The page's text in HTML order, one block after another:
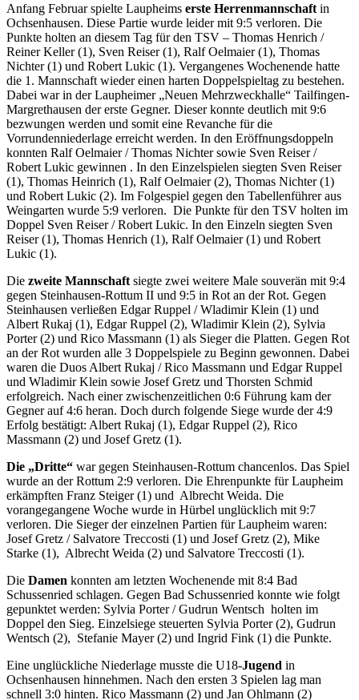
Anfang Februar spielte Laupheims erste Herrenmannschaft in
Ochsenhausen. Diese Partie wurde leider mit 9:5 verloren. Die
Punkte holten an diesem Tag für den TSV – Thomas Henrich /
Reiner Keller (1), Sven Reiser (1), Ralf Oelmaier (1), Thomas
Nichter (1) und Robert Lukic (1). Vergangenes Wochenende hatte
die 1. Mannschaft wieder einen harten Doppelspieltag zu bestehen.
Dabei war in der Laupheimer „Neuen Mehrzweckhalle“ Tailfingen-
Margrethausen der erste Gegner. Dieser konnte deutlich mit 9:6
bezwungen werden und somit eine Revanche für die
Vorrundenniederlage erreicht werden. In den Eröffnungsdoppeln
konnten Ralf Oelmaier / Thomas Nichter sowie Sven Reiser /
Robert Lukic gewinnen . In den Einzelspielen siegten Sven Reiser
(1), Thomas Heinrich (1), Ralf Oelmaier (2), Thomas Nichter (1)
und Robert Lukic (2). Im Folgespiel gegen den Tabellenführer aus
Weingarten wurde 5:9 verloren. Die Punkte für den TSV holten im
Doppel Sven Reiser / Robert Lukic. In den Einzeln siegten Sven
Reiser (1), Thomas Henrich (1), Ralf Oelmaier (1) und Robert
Lukic (1).
Die zweite Mannschaft siegte zwei weitere Male souverän mit 9:4
gegen Steinhausen-Rottum II und 9:5 in Rot an der Rot. Gegen
Steinhausen verließen Edgar Ruppel / Wladimir Klein (1) und
Albert Rukaj (1), Edgar Ruppel (2), Wladimir Klein (2), Sylvia
Porter (2) und Rico Massmann (1) als Sieger die Platten. Gegen Rot
an der Rot wurden alle 3 Doppelspiele zu Beginn gewonnen. Dabei
waren die Duos Albert Rukaj / Rico Massmann und Edgar Ruppel
und Wladimir Klein sowie Josef Gretz und Thorsten Schmid
erfolgreich. Nach einer zwischenzeitlichen 0:6 Führung kam der
Gegner auf 4:6 heran. Doch durch folgende Siege wurde der 4:9
Erfolg bestätigt: Albert Rukaj (1), Edgar Ruppel (2), Rico
Massmann (2) und Josef Gretz (1).
Die „Dritte“ war gegen Steinhausen-Rottum chancenlos. Das Spiel
wurde an der Rottum 2:9 verloren. Die Ehrenpunkte für Laupheim
erkämpften Franz Steiger (1) und Albrecht Weida. Die
vorangegangene Woche wurde in Hürbel unglücklich mit 9:7
verloren. Die Sieger der einzelnen Partien für Laupheim waren:
Josef Gretz / Salvatore Treccosti (1) und Josef Gretz (2), Mike
Starke (1), Albrecht Weida (2) und Salvatore Treccosti (1).
Die Damen konnten am letzten Wochenende mit 8:4 Bad
Schussenried schlagen. Gegen Bad Schussenried konnte wie folgt
gepunktet werden: Sylvia Porter / Gudrun Wentsch holten im
Doppel den Sieg. Einzelsiege steuerten Sylvia Porter (2), Gudrun
Wentsch (2), Stefanie Mayer (2) und Ingrid Fink (1) die Punkte.
Eine unglückliche Niederlage musste die U18-Jugend in
Ochsenhausen hinnehmen. Nach den ersten 3 Spielen lag man
schnell 3:0 hinten. Rico Massmann (2) und Jan Ohlmann (2)